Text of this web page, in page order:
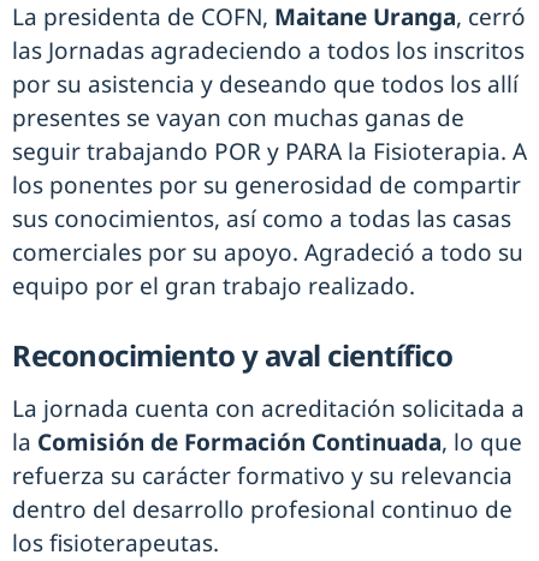
La presidenta de COFN, Maitane Uranga, cerró
las Jornadas agradeciendo a todos los inscritos
por su asistencia y deseando que todos los allí
presentes se vayan con muchas ganas de
seguir trabajando POR y PARA la Fisioterapia. A
los ponentes por su generosidad de compartir
sus conocimientos, así como a todas las casas
comerciales por su apoyo. Agradeció a todo su
equipo por el gran trabajo realizado.
Reconocimiento y aval científico
La jornada cuenta con acreditación solicitada a
la Comisión de Formación Continuada, lo que
refuerza su carácter formativo y su relevancia
dentro del desarrollo profesional continuo de
los fisioterapeutas.